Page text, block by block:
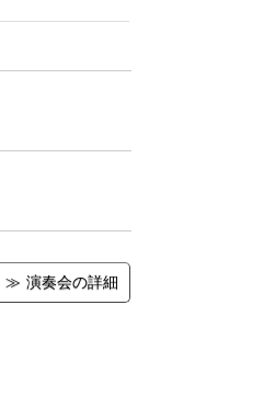
演奏会の詳細